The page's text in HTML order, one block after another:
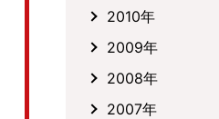
2010年
2009年
2008年
2007年